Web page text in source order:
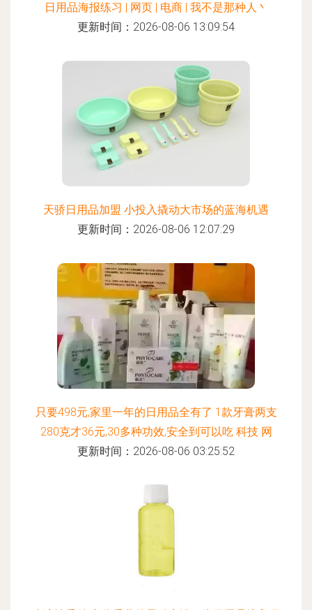
日用品海报练习 | 网页 | 电商 | 我不是那种人丶
更新时间：2026-08-06 13:09:54
天骄日用品加盟 小投入撬动大市场的蓝海机遇
更新时间：2026-08-06 12:07:29
只要498元,家里一年的日用品全有了 1款牙膏两支
280克才36元,30多种功效,安全到可以吃 科技 网
更新时间：2026-08-06 03:25:52